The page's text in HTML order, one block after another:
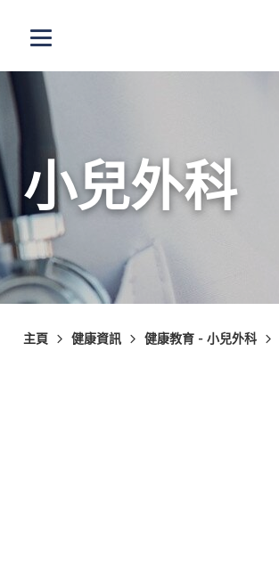
打開選單
小兒外科
主頁 健康資訊 健康教育 - 小兒外科